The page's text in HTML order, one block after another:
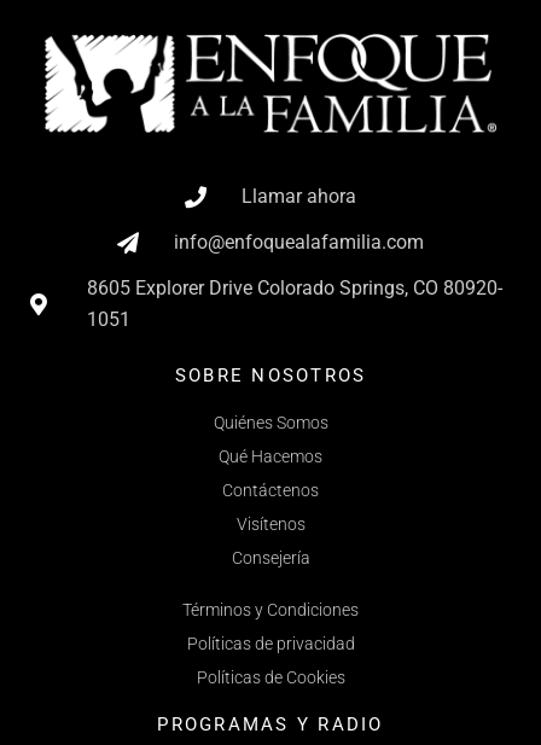
Llamar ahora
info@enfoquealafamilia.com
8605 Explorer Drive Colorado Springs, CO 80920-
1051
SOBRE NOSOTROS
Quiénes Somos
Qué Hacemos
Contáctenos
Visítenos
Consejería
Términos y Condiciones
Políticas de privacidad
Políticas de Cookies
PROGRAMAS Y RADIO